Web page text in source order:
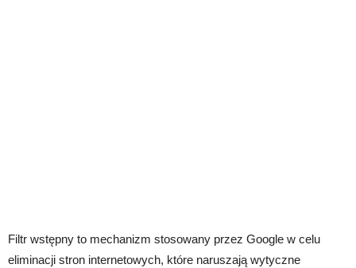
Filtr wstępny to mechanizm stosowany przez Google w celu
eliminacji stron internetowych, które naruszają wytyczne